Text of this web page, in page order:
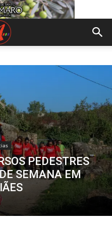
PEDESTRES
SEMANA EM